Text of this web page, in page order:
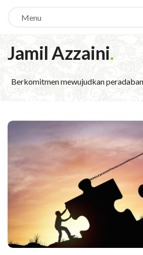
Menu
Jamil Azzaini.
Berkomitmen mewujudkan